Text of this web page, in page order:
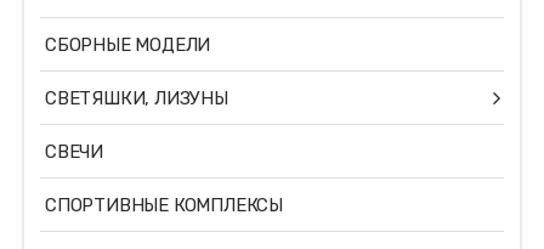
СБОРНЫЕ МОДЕЛИ
СВЕТЯШКИ, ЛИЗУНЫ
СВЕЧИ
СПОРТИВНЫЕ КОМПЛЕКСЫ